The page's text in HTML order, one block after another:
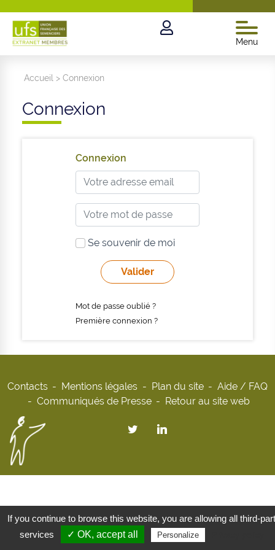
Menu
Accueil >Connexion
Connexion
Connexion
Se souvenir de moi
Mot de passe oublié ?
Première connexion ?
Contacts Mentions légales Plan du site
Aide / FAQ
Communiqués de Presse
Retour au site web
If you continue to browse this website, you are allowing all third-
services
✓ OK, accept all Personalize